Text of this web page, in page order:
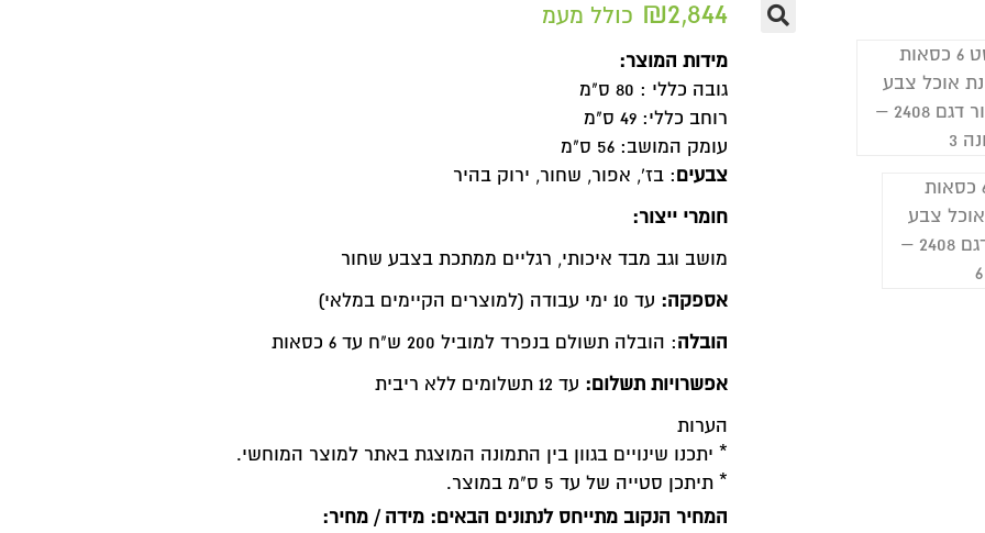
₪2,844 כולל מעמ
מידות המוצר:
גובה כללי : 80 ס"מ
רוחב כללי: 49 ס"מ
עומק המושב: 56 ס"מ
צבעים: בז', אפור, שחור, ירוק בהיר
חומרי ייצור:
מושב וגב מבד איכותי, רגליים ממתכת בצבע שחור
אספקה: עד 10 ימי עבודה (למוצרים הקיימים במלאי)
הובלה: הובלה תשולם בנפרד למוביל 200 ש"ח עד 6 כסאות
אפשרויות תשלום: עד 12 תשלומים ללא ריבית
הערות
* יתכנו שינויים בגוון בין התמונה המוצגת באתר למוצר המוחשי.
* תיתכן סטייה של עד 5 ס"מ במוצר.
המחיר הנקוב מתייחס לנתונים הבאים: מידה / מחיר: